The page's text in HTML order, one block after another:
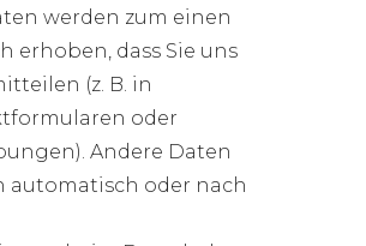
werden zum einen
erhoben, dass Sie uns
(z. B. in
oder
Andere Daten
automatisch oder nach